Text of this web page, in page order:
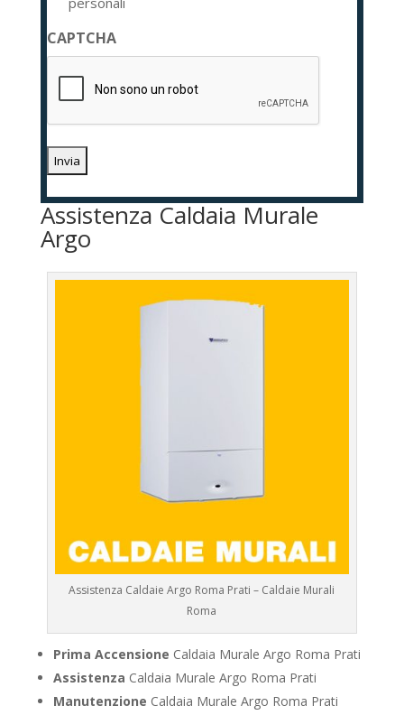
privacy
*
CAPTCHA
Assistenza Caldaia Murale
Argo
Assistenza Caldaie Argo Roma Prati – Caldaie Murali
Roma
Prima Accensione Caldaia Murale Argo Roma Prati
Assistenza Caldaia Murale Argo Roma Prati
Manutenzione Caldaia Murale Argo Roma Prati